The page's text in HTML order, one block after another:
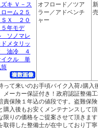
ズキ Ｖ－ス
ローム２５
ＳＸ ２０
５年モデ
ソノマレ
ドメタリッ
油冷 ４
イクル 単
オフロード／ツア
ラー／アドベンチ
ャー
って来いのお手頃バイク入荷♪購
メーカー保証付き！政府認証整備
責保険１年込の値段です。盗難保
購入後もお安くメンテナンスして
限りの価格をご提案させて頂きま
取得した整備士が在中しており丁